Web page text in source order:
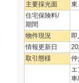
主要採光面
東
住宅保険料/
期間
物件現況
情報更新日
取引態様
仲
車